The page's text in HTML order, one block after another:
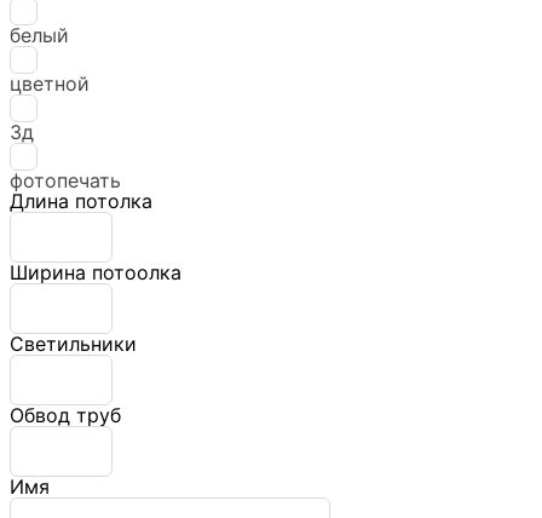
белый
цветной
3д
фотопечать
Длина потолка
Ширина потоолка
Светильники
Обвод труб
Имя